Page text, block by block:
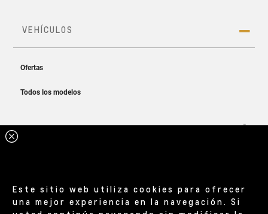
Este sitio web utiliza cookies para ofrecer
una mejor experiencia en la navegación. Si